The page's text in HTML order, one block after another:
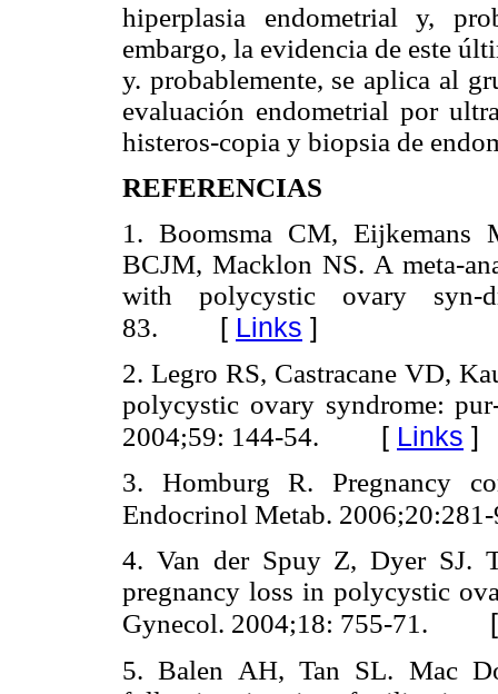
hiperplasia endometrial y,
embargo, la evidencia de este
y. probablemente, se aplica al
evaluación endometrial por
histeros-copia y biopsia de
REFERENCIAS
1. Boomsma CM, Eijkemans
BCJM, Macklon NS. A meta-
with polycystic ovary syn-
83. [ Links ]
2. Legro RS, Castracane VD,
polycystic ovary syndrome:
2004;59: 144-54. [ Links ]
3. Homburg R. Pregnancy
Endocrinol Metab.
4. Van der Spuy Z, Dyer SJ.
pregnancy loss in polycystic
Gynecol. 2004;18: 755-71.
5. Balen AH, Tan SL. Mac